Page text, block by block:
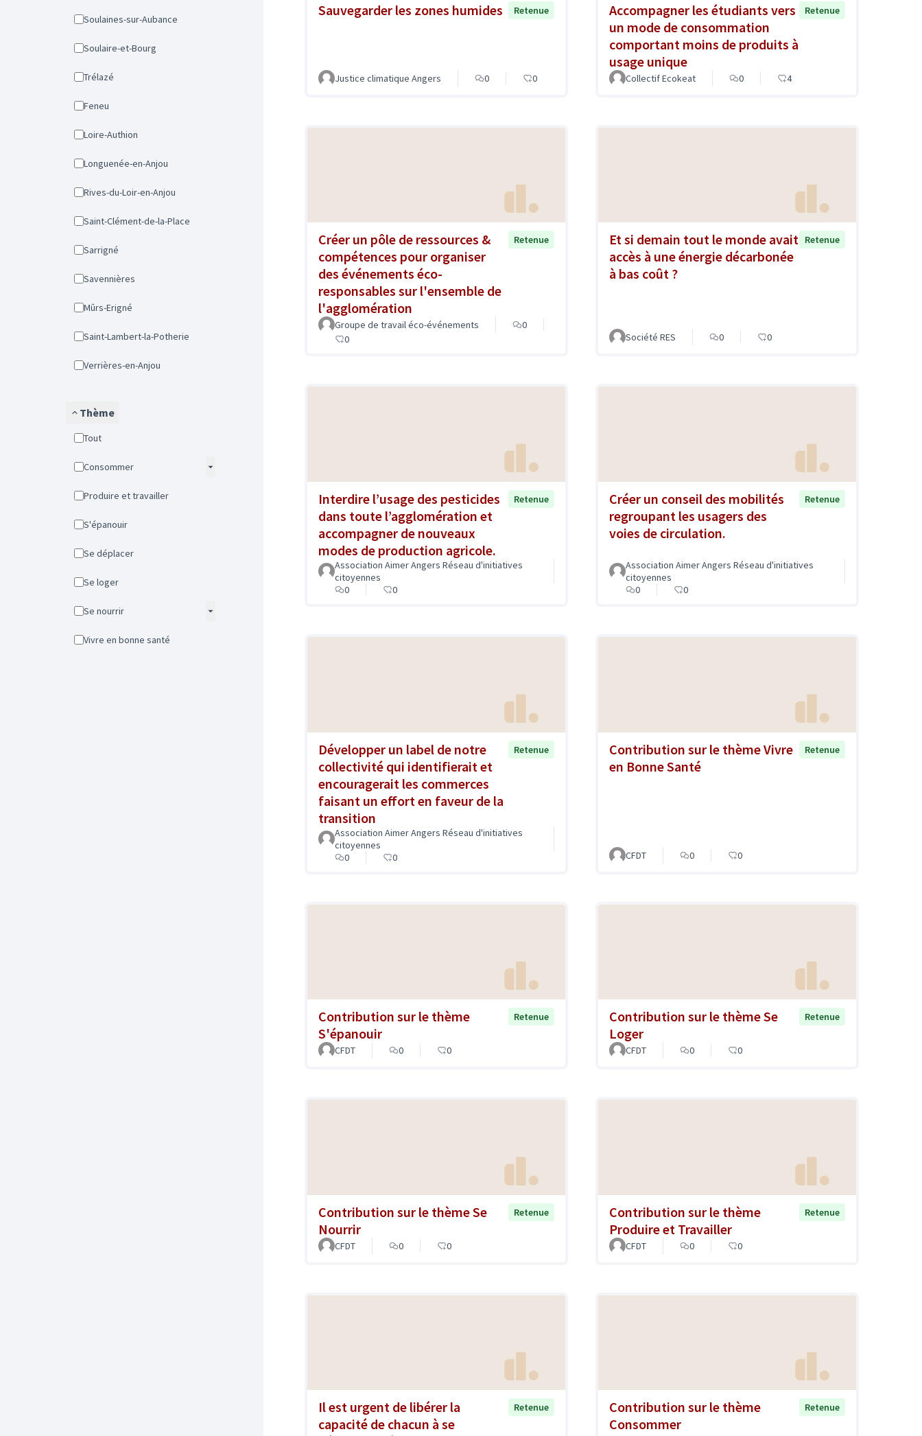
Soulaines-sur-Aubance
Soulaire-et-Bourg
Trélazé
Feneu
Loire-Authion
Longuenée-en-Anjou
Rives-du-Loir-en-Anjou
Saint-Clément-de-la-Place
Sarrigné
Savennières
Mûrs-Erigné
Saint-Lambert-la-Potherie
Verrières-en-Anjou
Thème
Tout
Consommer
Produire et travailler
S'épanouir
Se déplacer
Se loger
Se nourrir
Vivre en bonne santé
Sauvegarder les zones humides Retenue
Justice climatique Angers 0 0
Accompagner les étudiants vers
un mode de consommation
comportant moins de produits à
usage unique
Retenue
Collectif Ecokeat 0 4
Créer un pôle de ressources &
compétences pour organiser
des événements éco-
responsables sur l'ensemble de
l'agglomération
Retenue
Groupe de travail éco-événements
0
0
Et si demain tout le monde avait
accès à une énergie décarbonée
à bas coût ?
Retenue
Société RES 0 0
Interdire l’usage des pesticides
dans toute l’agglomération et
accompagner de nouveaux
modes de production agricole.
Retenue
Association Aimer Angers Réseau d'initiatives
citoyennes
0
0
Créer un conseil des mobilités
regroupant les usagers des
voies de circulation.
Retenue
Association Aimer Angers Réseau d'initiatives
citoyennes
0
0
Développer un label de notre
collectivité qui identifierait et
encouragerait les commerces
faisant un effort en faveur de la
transition
Retenue
Association Aimer Angers Réseau d'initiatives
citoyennes
0
0
Contribution sur le thème Vivre
en Bonne Santé
Retenue
CFDT 0 0
Contribution sur le thème
S'épanouir
Retenue
CFDT 0 0
Contribution sur le thème Se
Loger
Retenue
CFDT 0 0
Contribution sur le thème Se
Nourrir
Retenue
CFDT 0 0
Contribution sur le thème
Produire et Travailler
Retenue
CFDT 0 0
Il est urgent de libérer la
capacité de chacun à se
Retenue
Contribution sur le thème
Consommer
Retenue